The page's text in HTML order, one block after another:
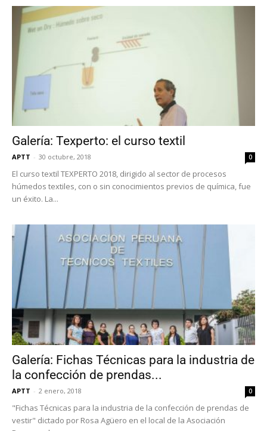
Galería: Texperto: el curso textil
APTT - 30 octubre, 2018 0
El curso textil TEXPERTO 2018, dirigido al sector de procesos
húmedos textiles, con o sin conocimientos previos de química, fue
un éxito. La...
Galería: Fichas Técnicas para la industria de
la confección de prendas...
APTT - 2 enero, 2018 0
"Fichas Técnicas para la industria de la confección de prendas de
vestir" dictado por Rosa Agüero en el local de la Asociación